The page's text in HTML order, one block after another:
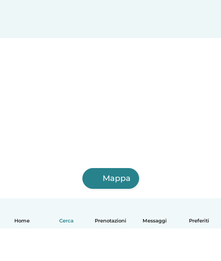
Home Cerca Prenotazioni Messaggi Preferiti
Mappa